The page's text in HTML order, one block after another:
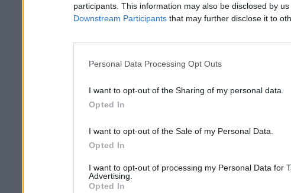
participants. This information may also be disclosed by
Downstream Participants that may further disclose it to
Personal Data Processing Opt Outs
I want to opt-out of the Sharing of my personal data.
Opted In
I want to opt-out of the Sale of my Personal Data.
Opted In
I want to opt-out of processing my Personal Data for
Advertising.
Opted In